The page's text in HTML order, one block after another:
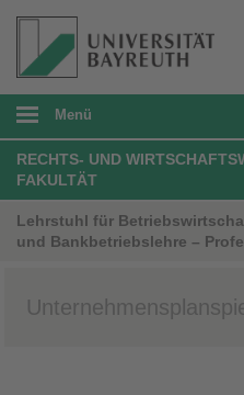
Menü
RECHTS- UND
FAKULTÄT
Lehrstuhl für
und Bankbetriebslehre –